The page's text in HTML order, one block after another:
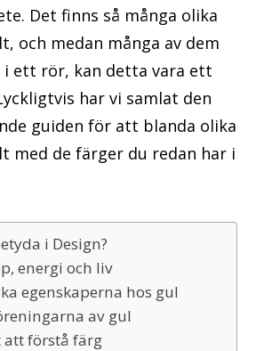
Det finns så många olika
och medan många av dem
ett rör, kan detta vara ett
har vi samlat den
guiden för att blanda olika
med de färger du redan har i
i Design?
energi och liv
egenskaperna hos gul
av gul
att förstå färg